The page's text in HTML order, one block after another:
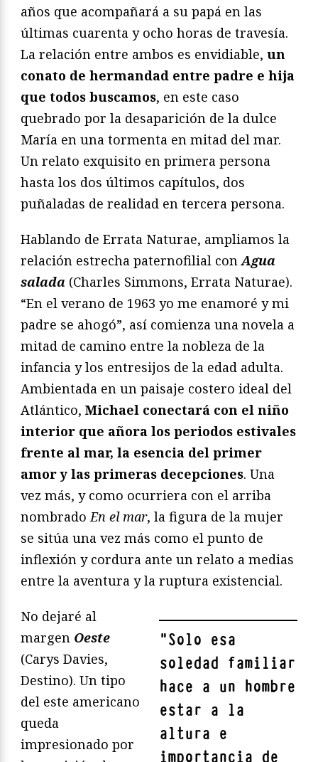
años que acompañará a su papá en las
últimas cuarenta y ocho horas de travesía.
La relación entre ambos es envidiable, un
conato de hermandad entre padre e hija
que todos buscamos, en este caso
quebrado por la desaparición de la dulce
María en una tormenta en mitad del mar.
Un relato exquisito en primera persona
hasta los dos últimos capítulos, dos
puñaladas de realidad en tercera persona.
Hablando de Errata Naturae, ampliamos la
relación estrecha paternofilial conAgua
salada (Charles Simmons, Errata Naturae).
“En el verano de 1963 yo me enamoré y mi
padre se ahogó”, así comienza una novela a
mitad de camino entre la nobleza de la
infancia y los entresijos de la edad adulta.
Ambientada en un paisaje costero ideal del
Atlántico, Michael conectará con el niño
interior que añora los periodos estivales
frente al mar, la esencia del primer
amor y las primeras decepciones. Una
vez más, y como ocurriera con el arriba
nombradoEn el mar, la figura de la mujer
se sitúa una vez más como el punto de
inflexión y cordura ante un relato a medias
entre la aventura y la ruptura existencial.
"Solo esa
soledad familiar
hace a un hombre
estar a la
altura e
importancia de
No dejaré al
margen Oeste
(Carys Davies,
Destino). Un tipo
del este americano
queda
impresionado por